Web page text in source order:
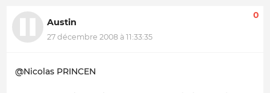
Austin
27 décembre 2008 à 11:33:35
0
@Nicolas PRINCEN